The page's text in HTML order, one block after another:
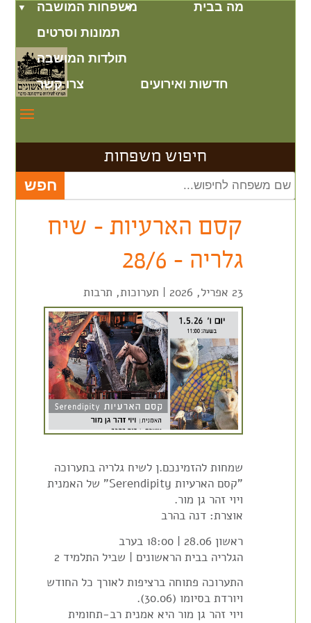
מה בבית
משפחות המושבה
תמונות וסרטים
תולדות המושבה
חדשות ואירועים
צרו קשר
חיפוש משפחות
קסם הארעיות – שיח
גלריה – 28/6
23 אפריל, 2026 | תערוכות, תרבות
שמחות להזמינכם.ן לשיח גלריה בתערוכה
"קסם הארעיות Serendipity" של האמנית
ויוי זהר גן מור.
אוצרת: דנה בהרב
ראשון 28.06 | 18:00 בערב
הגלריה בבית הראשונים | שביל התלמיד 2
התערוכה פתוחה ברציפות לאורך כל החודש
ויורדת בסיומו (30.06).
ויוי זהר גן מור היא אמנית רב-תחומית